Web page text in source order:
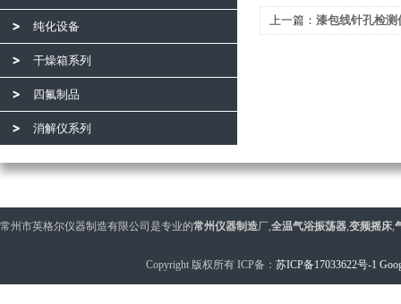
纯化设备
干燥箱系列
四氟制品
消解仪系列
上一篇： 漆包线针孔检
常州市英格尔仪器制造有限公司是专业的常州仪器制造厂,全温气浴振荡器,变频摇床,
Copyright 版权所有 ICP备： 苏ICP备17033622号-1